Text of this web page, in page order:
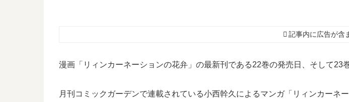
記事内に広告が含
漫画「リィンカーネーションの花弁」の最新刊である22巻の発売日、そして23
月刊コミックガーデンで連載されている小西幹久によるマンガ「リィンカーネ